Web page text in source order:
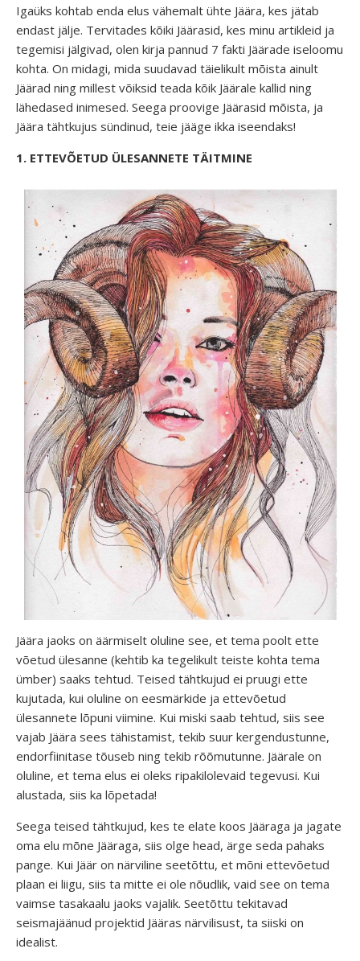
Igaüks kohtab enda elus vähemalt ühte Jäära, kes jätab
endast jälje. Tervitades kõiki Jäärasid, kes minu artikleid ja
tegemisi jälgivad, olen kirja pannud 7 fakti Jäärade iseloomu
kohta. On midagi, mida suudavad täielikult mõista ainult
Jäärad ning millest võiksid teada kõik Jäärale kallid ning
lähedased inimesed. Seega proovige Jäärasid mõista, ja
Jäära tähtkujus sündinud, teie jääge ikka iseendaks!
1. ETTEVÕETUD ÜLESANNETE TÄITMINE
Jäära jaoks on äärmiselt oluline see, et tema poolt ette
võetud ülesanne (kehtib ka tegelikult teiste kohta tema
ümber) saaks tehtud. Teised tähtkujud ei pruugi ette
kujutada, kui oluline on eesmärkide ja ettevõetud
ülesannete lõpuni viimine. Kui miski saab tehtud, siis see
vajab Jäära sees tähistamist, tekib suur kergendustunne,
endorfiinitase tõuseb ning tekib rõõmutunne. Jäärale on
oluline, et tema elus ei oleks ripakilolevaid tegevusi. Kui
alustada, siis ka lõpetada!
Seega teised tähtkujud, kes te elate koos Jääraga ja jagate
oma elu mõne Jääraga, siis olge head, ärge seda pahaks
pange. Kui Jäär on närviline seetõttu, et mõni ettevõetud
plaan ei liigu, siis ta mitte ei ole nõudlik, vaid see on tema
vaimse tasakaalu jaoks vajalik. Seetõttu tekitavad
seismajäänud projektid Jääras närvilisust, ta siiski on
idealist.